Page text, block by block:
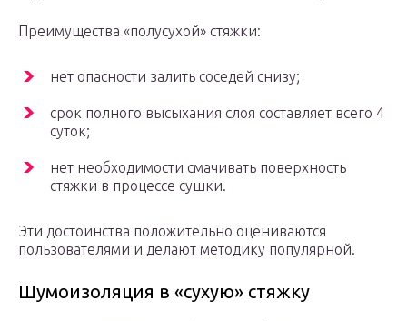
Преимущества «полусухой» стяжки:
нет опасности залить соседей снизу;
срок полного высыхания слоя составляет всего 4
суток;
нет необходимости смачивать поверхность
стяжки в процессе сушки.
Эти достоинства положительно оцениваются
пользователями и делают методику популярной.
Шумоизоляция в «сухую» стяжку